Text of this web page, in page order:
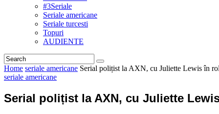
#3Seriale
Seriale americane
Seriale turcesti
Topuri
AUDIENTE
Home seriale americane Serial polițist la AXN, cu Juliette Lewis în
seriale americane
Serial polițist la AXN, cu Juliette